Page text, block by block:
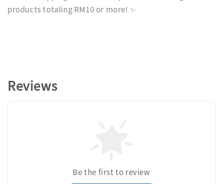
products totaling RM10 or more! ✨
Reviews
Be the first to review